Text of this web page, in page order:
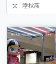
文 : 陸秋燕